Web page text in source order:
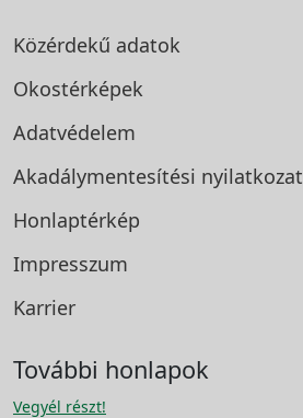
Közérdekű adatok
Okostérképek
Adatvédelem
Akadálymentesítési nyilatkozat
Honlaptérkép
Impresszum
Karrier
További honlapok
Vegyél részt!